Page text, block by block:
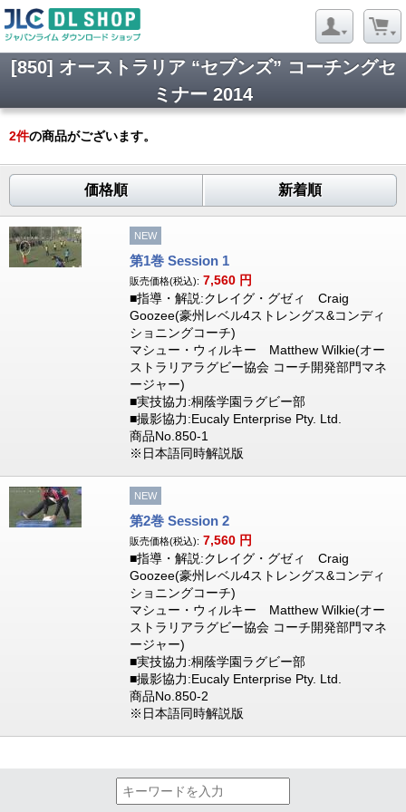
[850] オーストラリア “セブンズ” コーチングセ
ミナー 2014
2件の商品がございます。
価格順 新着順
NEW
第1巻 Session 1
販売価格(税込): 7,560 円
■指導・解説:クレイグ・グゼィ Craig
Goozee(豪州レベル4ストレングス&コンディ
ショニングコーチ)
マシュー・ウィルキー Matthew Wilkie(オー
ストラリアラグビー協会 コーチ開発部門マネ
ージャー)
■実技協力:桐蔭学園ラグビー部
■撮影協力:Eucaly Enterprise Pty. Ltd.
商品No.850-1
※日本語同時解説版
NEW
第2巻 Session 2
販売価格(税込): 7,560 円
■指導・解説:クレイグ・グゼィ Craig
Goozee(豪州レベル4ストレングス&コンディ
ショニングコーチ)
マシュー・ウィルキー Matthew Wilkie(オー
ストラリアラグビー協会 コーチ開発部門マネ
ージャー)
■実技協力:桐蔭学園ラグビー部
■撮影協力:Eucaly Enterprise Pty. Ltd.
商品No.850-2
※日本語同時解説版